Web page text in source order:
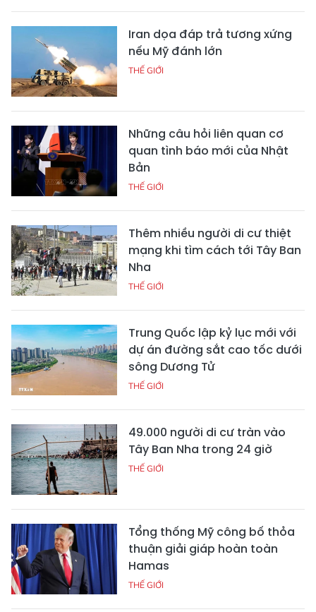
Iran dọa đáp trả tương xứng
nếu Mỹ đánh lớn
THẾ GIỚI
Những câu hỏi liên quan cơ
quan tình báo mới của Nhật
Bản
THẾ GIỚI
Thêm nhiều người di cư thiệt
mạng khi tìm cách tới Tây Ban
Nha
THẾ GIỚI
Trung Quốc lập kỷ lục mới với
dự án đường sắt cao tốc dưới
sông Dương Tử
THẾ GIỚI
49.000 người di cư tràn vào
Tây Ban Nha trong 24 giờ
THẾ GIỚI
Tổng thống Mỹ công bố thỏa
thuận giải giáp hoàn toàn
Hamas
THẾ GIỚI